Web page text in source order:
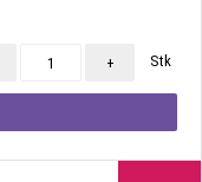
+ Stk